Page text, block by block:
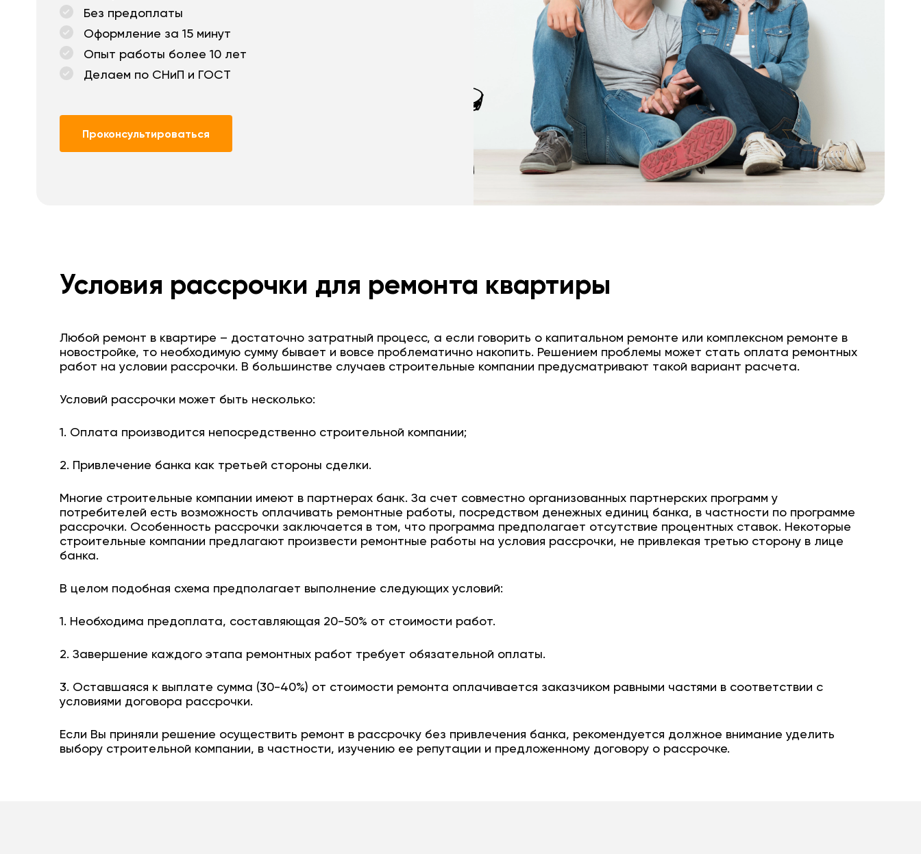
Без предоплаты
Оформление за 15 минут
Опыт работы более 10 лет
Делаем по СНиП и ГОСТ
Проконсультироваться
Условия рассрочки для ремонта квартиры
Любой ремонт в квартире – достаточно затратный процесс, а если говорить о капитальном ремонте или комплексном ремонте в
новостройке, то необходимую сумму бывает и вовсе проблематично накопить. Решением проблемы может стать оплата ремонтных
работ на условии рассрочки. В большинстве случаев строительные компании предусматривают такой вариант расчета.
Условий рассрочки может быть несколько:
1. Оплата производится непосредственно строительной компании;
2. Привлечение банка как третьей стороны сделки.
Многие строительные компании имеют в партнерах банк. За счет совместно организованных партнерских программ у
потребителей есть возможность оплачивать ремонтные работы, посредством денежных единиц банка, в частности по программе
рассрочки. Особенность рассрочки заключается в том, что программа предполагает отсутствие процентных ставок. Некоторые
строительные компании предлагают произвести ремонтные работы на условия рассрочки, не привлекая третью сторону в лице
банка.
В целом подобная схема предполагает выполнение следующих условий:
1. Необходима предоплата, составляющая 20-50% от стоимости работ.
2. Завершение каждого этапа ремонтных работ требует обязательной оплаты.
3. Оставшаяся к выплате сумма (30-40%) от стоимости ремонта оплачивается заказчиком равными частями в соответствии с
условиями договора рассрочки.
Если Вы приняли решение осуществить ремонт в рассрочку без привлечения банка, рекомендуется должное внимание уделить
выбору строительной компании, в частности, изучению ее репутации и предложенному договору о рассрочке.